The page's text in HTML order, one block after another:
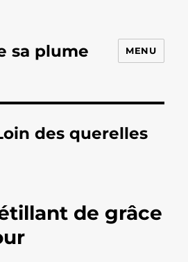
sa plume MENU
des querelles
de grâce